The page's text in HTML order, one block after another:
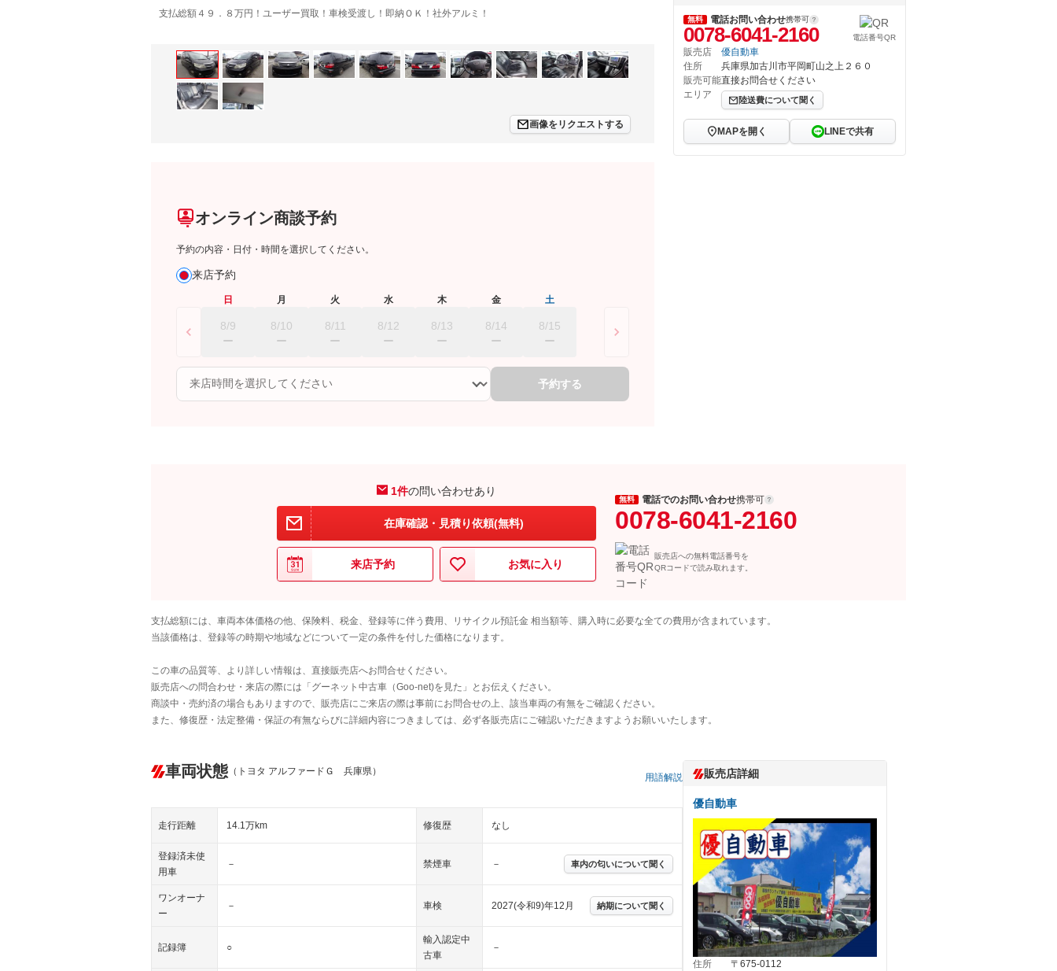
支払総額４９．８万円！ユーザー買取！車検受渡し！即納ＯＫ！社外アルミ！
画像をリクエストする
オンライン商談予約
予約の内容・日付・時間を選択してください。
来店予約
日
8/9
月
8/10
火
8/11
水
8/12
木
8/13
金
8/14
土
8/15
予約する
無料 電話お問い合わせ携帯可
0078-6041-2160 電話番号QR
販売店
優自動車
住所
兵庫県加古川市平岡町山之上２６０
販売可能
エリア
直接お問合せください
陸送費について聞く
MAPを開く LINEで共有
1件の問い合わせあり
在庫確認・見積り依頼(無料)
来店予約 お気に入り
無料 電話でのお問い合わせ携帯可
0078-6041-2160
販売店への無料電話番号を
QRコードで読み取れます。
支払総額には、車両本体価格の他、保険料、税金、登録等に伴う費用、リサイクル預託金 相当額等、購入時に必要な全ての費用が含まれています。
当該価格は、登録等の時期や地域などについて一定の条件を付した価格になります。
この車の品質等、より詳しい情報は、直接販売店へお問合せください。
販売店への問合わせ・来店の際には「グーネット中古車（Goo-net)を見た」とお伝えください。
商談中・売約済の場合もありますので、販売店にご来店の際は事前にお問合せの上、該当車両の有無をご確認ください。
また、修復歴・法定整備・保証の有無ならびに詳細内容につきましては、必ず各販売店にご確認いただきますようお願いいたします。
車両状態 （トヨタ アルファードＧ 兵庫県）
用語解説
走行距離 14.1万km 修復歴 なし
登録済未使
用車
－ 禁煙車 － 車内の匂いについて聞く
ワンオーナ
ー
－ 車検 2027(令和9)年12月 納期について聞く
記録簿 ○
輸入認定中
古車
－
販売店詳細
優自動車
住所
〒675-0112